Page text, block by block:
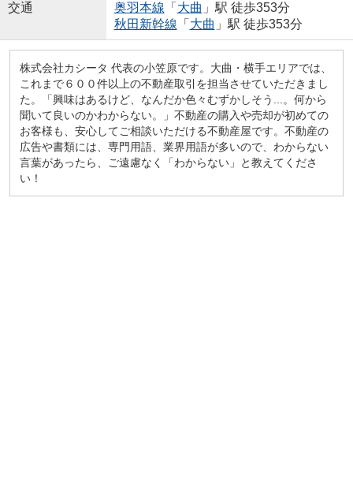
交通
奥羽本線 「 大曲 」駅 徒歩353分
秋田新幹線 「 大曲 」駅 徒歩353分
株式会社カシータ 代表の小笠原です。大曲・横手エリアでは、
これまで６００件以上の不動産取引を担当させていただきまし
た。「興味はあるけど、なんだか色々むずかしそう...。何から
聞いて良いのかわからない。」不動産の購入や売却が初めての
お客様も、安心してご相談いただける不動産屋です。不動産の
広告や書類には、専門用語、業界用語が多いので、わからない
言葉があったら、ご遠慮なく「わからない」と教えてくださ
い！